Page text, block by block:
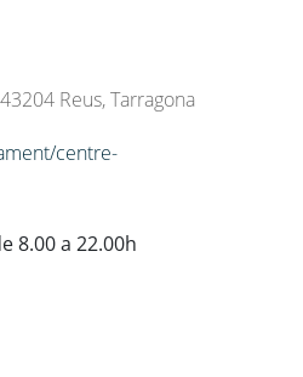
Reus, Tarragona
centre-
8.00 a 22.00h